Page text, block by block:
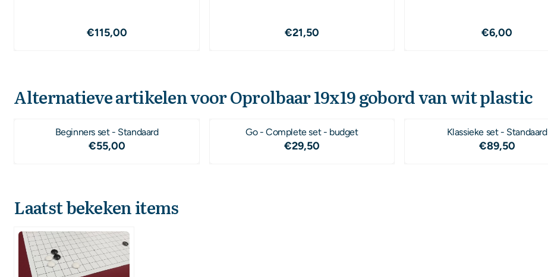
Prijs: 115,00
€115,00 Prijs: 21,50
€21,50 Prijs: 6,00
€6,00
Alternatieve artikelen voorOprolbaar 19x19 gobord van wit plastic
Beginners set - Standaard
Prijs: 55,00
€55,00
Go - Complete set - budget
Prijs: 29,50
€29,50
Klassieke set - Standaard
Prijs: 89,50
€89,50
Laatst bekeken items